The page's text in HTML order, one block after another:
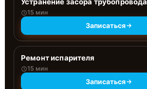
15 мин
Записаться
Ремонт испарителя
15 мин
Записаться